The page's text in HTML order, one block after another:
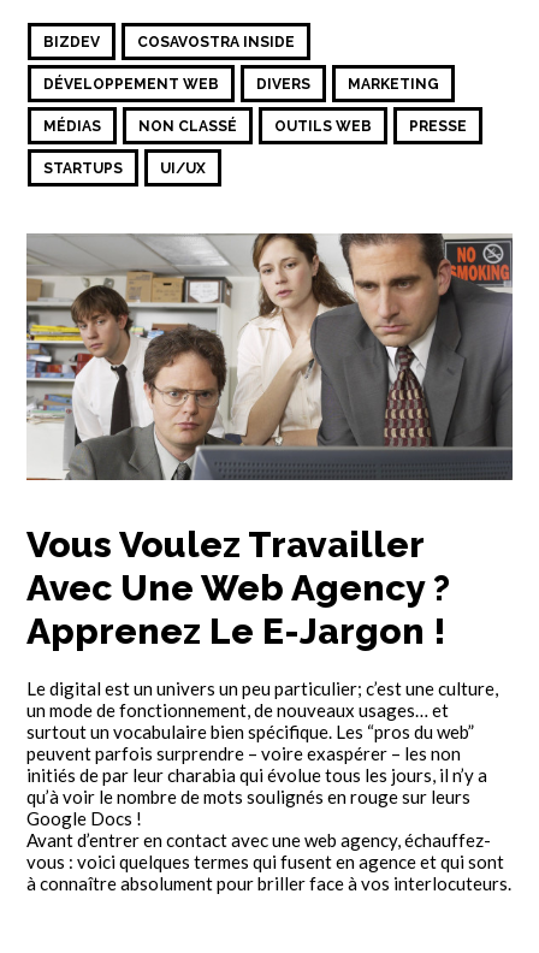
BIZDEV COSAVOSTRA INSIDE
DÉVELOPPEMENT WEB DIVERS MARKETING
MÉDIAS NON CLASSÉ OUTILS WEB PRESSE
STARTUPS UI/UX
Vous Voulez Travailler
Avec Une Web Agency ?
Apprenez Le E-Jargon !
Le digital est un univers un peu particulier; c’est une culture,
un mode de fonctionnement, de nouveaux usages… et
surtout un vocabulaire bien spécifique. Les “pros du web”
peuvent parfois surprendre – voire exaspérer – les non
initiés de par leur charabia qui évolue tous les jours, il n’y a
qu’à voir le nombre de mots soulignés en rouge sur leurs
Google Docs !
Avant d’entrer en contact avec une web agency, échauffez-
vous : voici quelques termes qui fusent en agence et qui sont
à connaître absolument pour briller face à vos interlocuteurs.